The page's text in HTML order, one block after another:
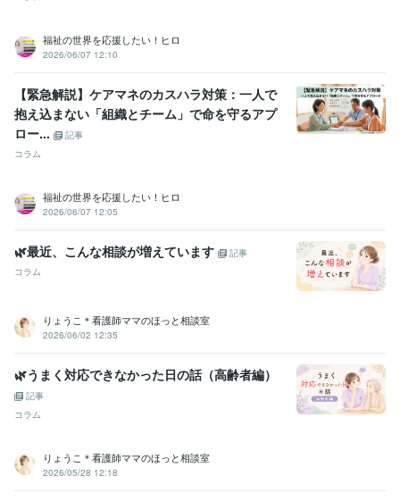
地域で有名な介護事業所 2013年2月 ~ 2024年11月
受賞歴
プラチナランク
資格・検定
介護福祉士
悩み相談・カウンセリング
福祉の世界を応援したい！ヒロ
2026/06/07 12:10
【緊急解説】ケアマネのカスハラ対策：一人で
抱え込まない「組織とチーム」で命を守るアプ
ロー...
記事
コラム
福祉の世界を応援したい！ヒロ
2026/06/07 12:05
🌿最近、こんな相談が増えています
記事
コラム
りょうこ＊看護師ママのほっと相談室
2026/06/02 12:35
🌿うまく対応できなかった日の話（高齢者編）
記事
コラム
りょうこ＊看護師ママのほっと相談室
2026/05/28 12:18